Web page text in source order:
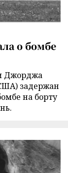
о бомбе
Джорджа
задержан
на борту